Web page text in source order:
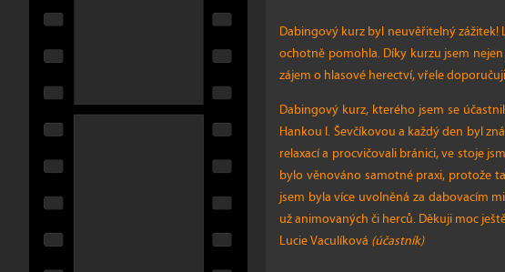
Dabingový kurz byl neuvěřitelný
ochotně pomohla. Díky kurzu jsem
zájem o hlasové herectví, vřele
Dabingový kurz, kterého jsem se
Hankou I. Ševčíkovou a každý den byl
relaxací a procvičovali bránici, ve stoje
bylo věnováno samotné praxi, protože
jsem byla více uvolněná za dabovacím
už animovaných či herců. Děkuji moc
Lucie Vaculíková (účastník)